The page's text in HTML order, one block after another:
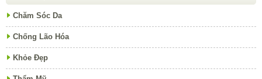
Chăm Sóc Da
Chống Lão Hóa
Khỏe Đẹp